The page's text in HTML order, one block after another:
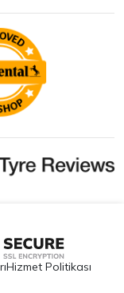
Hizmet Politikası